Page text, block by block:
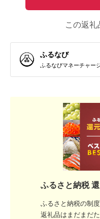
この返礼
ふるなび
ふるなびマネーチャー
ふるさと納税
ふるさと納税の制
返礼品はまだまだ